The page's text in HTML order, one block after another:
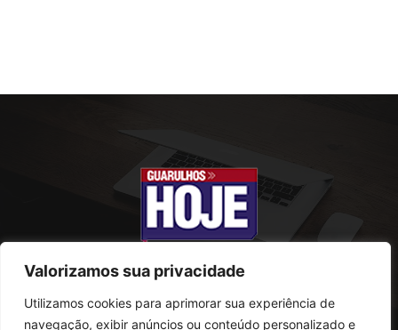
Valorizamos sua privacidade
Utilizamos cookies para aprimorar sua experiência de
navegação, exibir anúncios ou conteúdo personalizado e
SOBRE NÓS